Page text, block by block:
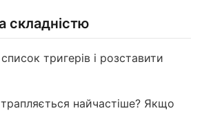
складністю
тригерів і розставити
найчастіше? Якщо